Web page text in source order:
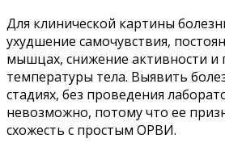
Для клинической картины
ухудшение самочувствия,
мышцах, снижение активности
температуры тела. Выявить
стадиях, без проведения
невозможно, потому что ее
схожесть с простым ОРВИ.